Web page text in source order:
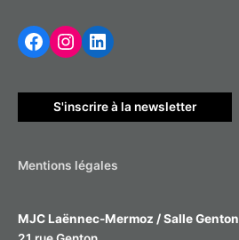
r
h
e
Facebook
Instagram
LinkedIn
S'inscrire à la newsletter
Mentions légales
MJC Laënnec-Mermoz / Salle Genton